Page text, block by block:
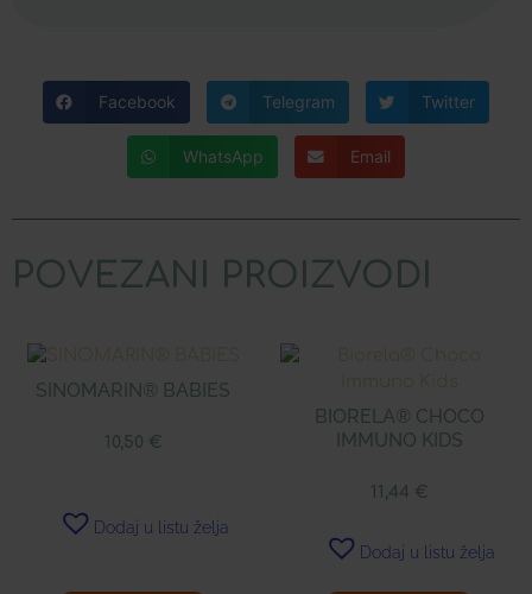
Facebook Telegram Twitter
WhatsApp Email
POVEZANI PROIZVODI
SINOMARIN® BABIES
10,50 €
Dodaj u listu želja
BIORELA® CHOCO
IMMUNO KIDS
11,44 €
Dodaj u listu želja